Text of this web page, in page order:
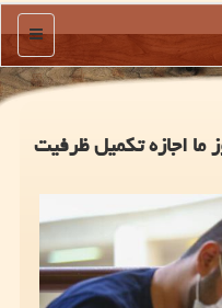
منو
ما اجازه تکمیل ظرفیت